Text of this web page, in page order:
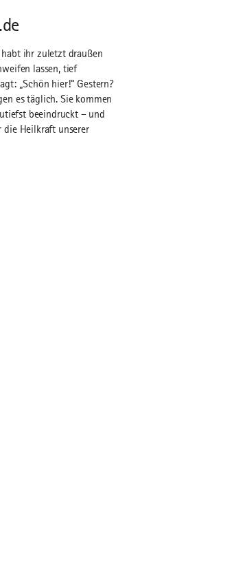
ihr zuletzt draußen
lassen, tief
„Schön hier!“ Gestern?
es täglich. Sie kommen
beeindruckt – und
Heilkraft unserer